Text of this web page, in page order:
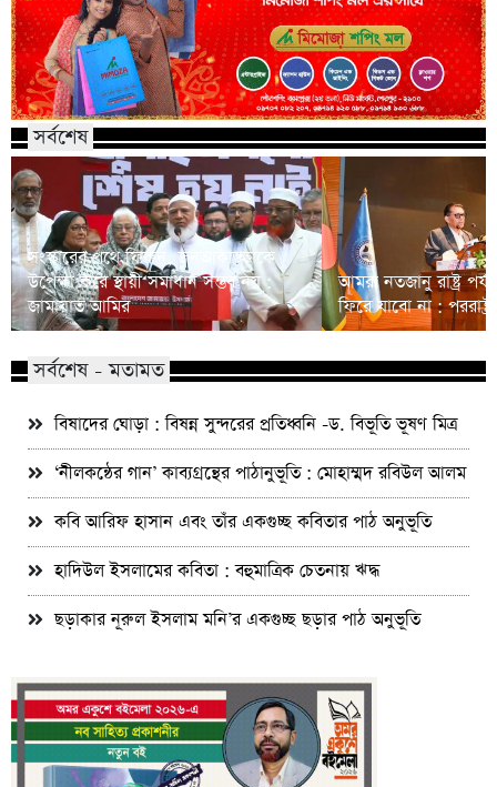
সর্বশেষ
সংস্কারের পথে ফিরুন, জনআকাঙ্ক্ষাকে
উপেক্ষা করে স্থায়ী সমাধান সম্ভব নয় :
জামায়াত আমির
আমরা নতজানু রাষ্ট্র
ফিরে যাবো না :
সর্বশেষ - মতামত
বিষাদের ঘোড়া : বিষন্ন সুন্দরের প্রতিধ্বনি -ড. বিভূতি ভূষণ মিত্র
‘নীলকন্ঠের গান’ কাব্যগ্রন্থের পাঠানুভূতি : মোহাম্মদ রবিউল আলম
কবি আরিফ হাসান এবং তাঁর একগুচ্ছ কবিতার পাঠ অনুভূতি
হাদিউল ইসলামের কবিতা : বহুমাত্রিক চেতনায় ঋদ্ধ
ছড়াকার নূরুল ইসলাম মনি’র একগুচ্ছ ছড়ার পাঠ অনুভূতি